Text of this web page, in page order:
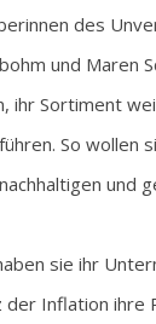
des
und Maren
ihr Sortiment
So wollen
und
sie ihr
Inflation ihre